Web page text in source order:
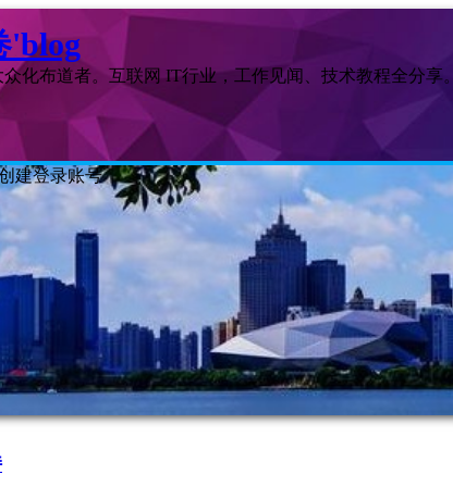
'blog
化布道者。互联网 IT行业，工作见闻、技术教程全分享。
建登录账号